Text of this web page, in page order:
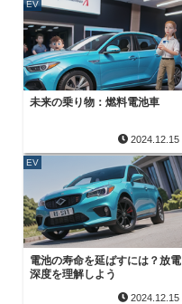
EV
未来の乗り物：燃料電池車
2024.12.15
EV
電池の寿命を延ばすには？放電
深度を理解しよう
2024.12.15